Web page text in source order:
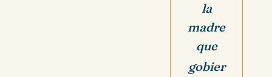
la
madre
que
gobier